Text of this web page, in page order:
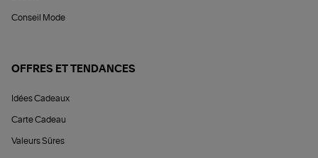
Conseil Mode
OFFRES ET TENDANCES
Idées Cadeaux
Carte Cadeau
Valeurs Sûres